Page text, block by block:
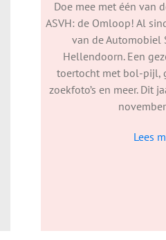
Doe mee met één van
ASVH: de Omloop! Al
van de Automobiel
Hellendoorn. Een
toertocht met bol-pijl,
zoekfoto’s en meer. Dit
Lees